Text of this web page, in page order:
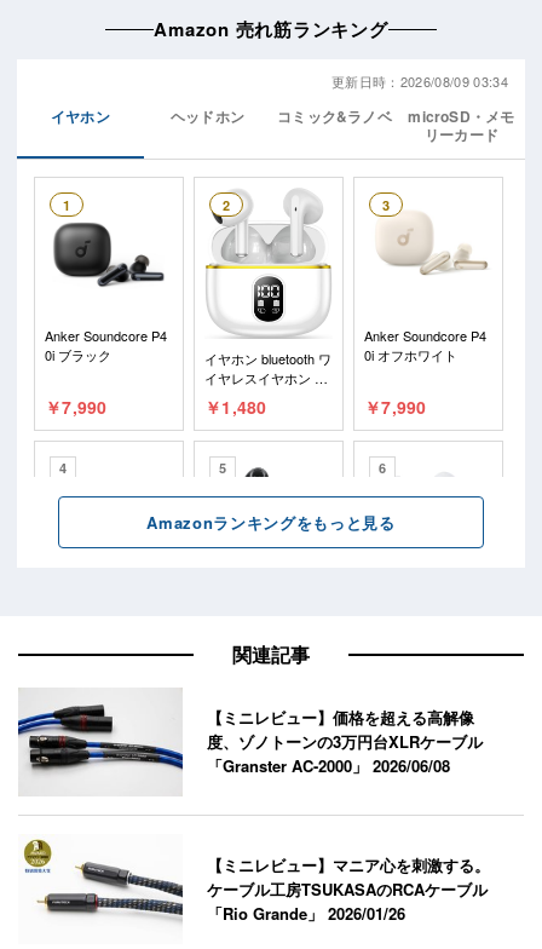
関連記事
【ミニレビュー】価格を超える高解像
度、ゾノトーンの3万円台XLRケーブル
「Granster AC-2000」2026/06/08
【ミニレビュー】マニア心を刺激する。
ケーブル工房TSUKASAのRCAケーブル
「Rio Grande」2026/01/26